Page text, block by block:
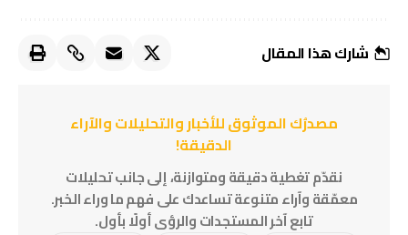
شارك هذا المقال
مصدرُك الموثوق للأخبار والتحليلات والآراء
الدقيقة!
نقدّم تغطية دقيقة ومتوازنة، إلى جانب تحليلات
معمّقة وآراء متنوعة تساعدك على فهم ما وراء الخبر.
تابع آخر المستجدات والرؤى أولًا بأول.